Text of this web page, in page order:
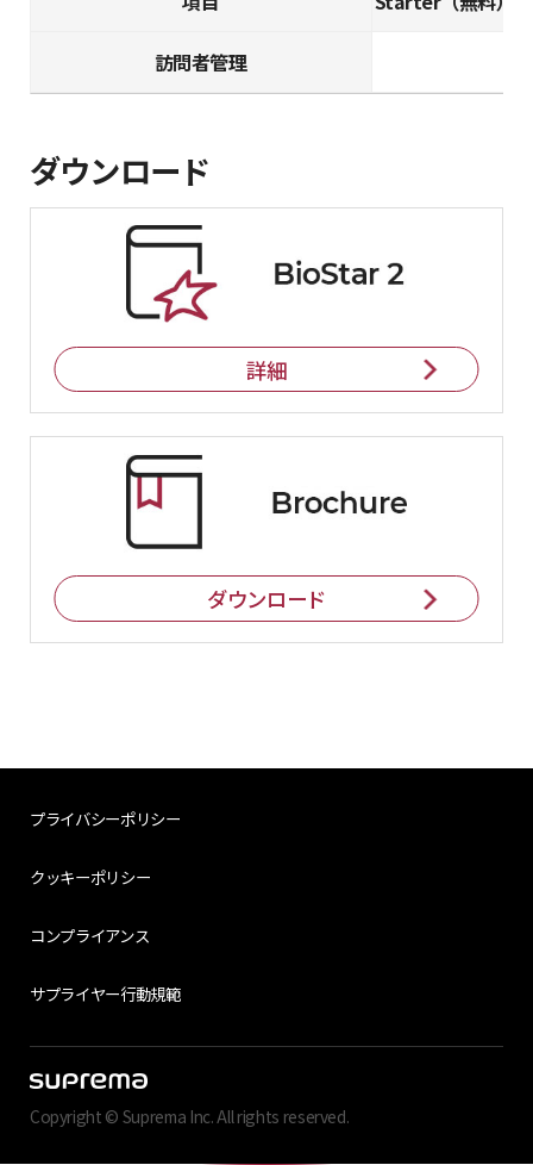
訪問者管理
ダウンロード
詳細
ダウンロード
プライバシーポリシー
クッキーポリシー
コンプライアンス
サプライヤー行動規範
Copyright © Suprema Inc. All rights reserved.